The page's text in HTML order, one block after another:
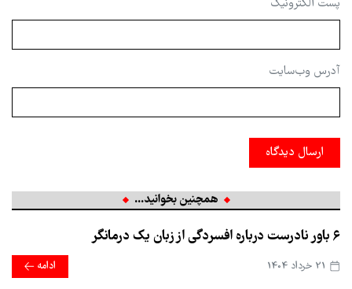
پست الکترونیک
آدرس وب‌سایت
ارسال دیدگاه
همچنین بخوانید...
۶ باور نادرست درباره افسردگی از زبان یک درمانگر
ادامه